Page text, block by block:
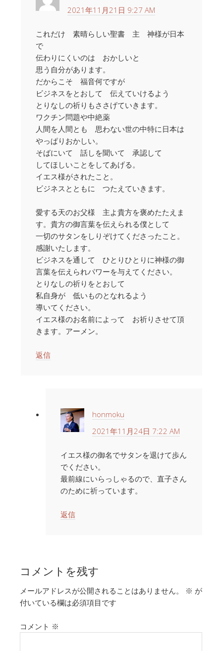
2021年11月21日 9:27 AM
これだけ 素晴らしい聖書 主 神様が日本
で
伝わりにくいのは おかしいと
思う自分があります。
だからこそ 福音何ですが
ビジネスをとおして 伝えていけるよう
とりなしの祈りもささげていきます。
ワクチン問題や中絶薬
人間を人間とも 思わない世の中特に日本は
やっぱりおかしい。
そばにいて 話しを聞いて 承認して
してほしいことをしてあげる。
イエス様がされたこと。
ビジネスとともに つたえていきます。
愛する天のお父様 主よ貴方を褒めたたえま
す。貴方の御言葉を伝えられる僕として
一切のサタンをしりぞけてくださったこと。
感謝いたします。
ビジネスを通して ひとりひとりに神様の御
言葉を伝えられパワーを与えてください。
とりなしの祈りをとおして
私自身が 低いものとなれるよう
導いてください。
イエス様のお名前によって お祈りさせて頂
きます。アーメン。
返信
honmoku
2021年11月24日 7:22 AM
イエス様の御名でサタンを退けて歩ん
でください。
最前線にいらっしゃるので、直子さん
のために祈っています。
返信
コメントを残す
メールアドレスが公開されることはありません。 ※ が
付いている欄は必須項目です
コメント ※